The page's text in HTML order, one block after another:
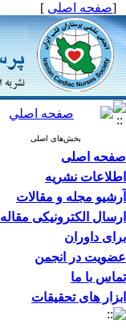
[صفحه اصلی ]
بخش‌های اصلی
صفحه اصلی
اطلاعات نشریه
آرشیو مجله و مقالات
ارسال الکترونیکی مقاله
برای داوران
عضویت در انجمن
تماس با ما
ابزار های تحقیقات